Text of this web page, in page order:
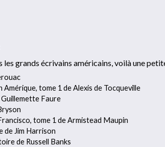
grands écrivains américains, voilà une
tome 1 de Alexis de Tocqueville
Faure
tome 1 de Armistead Maupin
de Jim Harrison
de Russell Banks